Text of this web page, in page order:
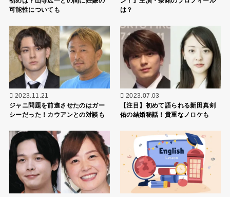
可能性についても
は？
2023.11.21
ジャニ問題を前進させたのはガー
シーだった！カウアンとの対談も
2023.07.03
【注目】初めて語られる新田真剣
佑の結婚秘話！貴重なノロケも